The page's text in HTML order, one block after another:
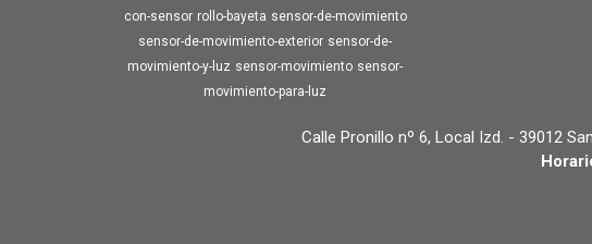
con-sensor rollo-bayeta sensor-de-movimiento
sensor-de-movimiento-exterior sensor-de-
movimiento-y-luz sensor-movimiento sensor-
movimiento-para-luz
Calle Pronillo nº 6, Local Izd. - 39012